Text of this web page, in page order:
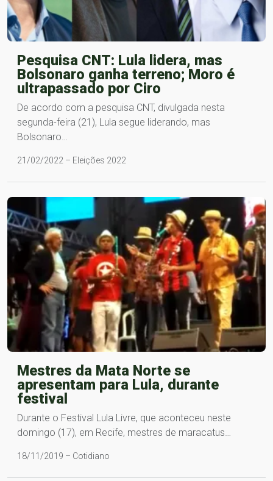
Pesquisa CNT: Lula lidera, mas
Bolsonaro ganha terreno; Moro é
ultrapassado por Ciro
De acordo com a pesquisa CNT, divulgada nesta
segunda-feira (21), Lula segue liderando, mas
Bolsonaro…
21/02/2022 – Eleições 2022
Mestres da Mata Norte se
apresentam para Lula, durante
festival
Durante o Festival Lula Livre, que aconteceu neste
domingo (17), em Recife, mestres de maracatus…
18/11/2019 – Cotidiano